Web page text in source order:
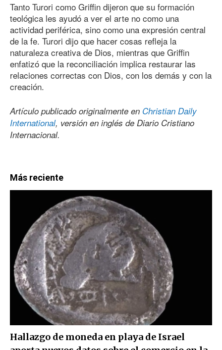
Tanto Turori como Griffin dijeron que su formación
teológica les ayudó a ver el arte no como una
actividad periférica, sino como una expresión central
de la fe. Turori dijo que hacer cosas refleja la
naturaleza creativa de Dios, mientras que Griffin
enfatizó que la reconciliación implica restaurar las
relaciones correctas con Dios, con los demás y con la
creación.
Artículo publicado originalmente en Christian Daily
International, versión en inglés de Diario Cristiano
Internacional.
Más reciente
Hallazgo de moneda en playa de Israel